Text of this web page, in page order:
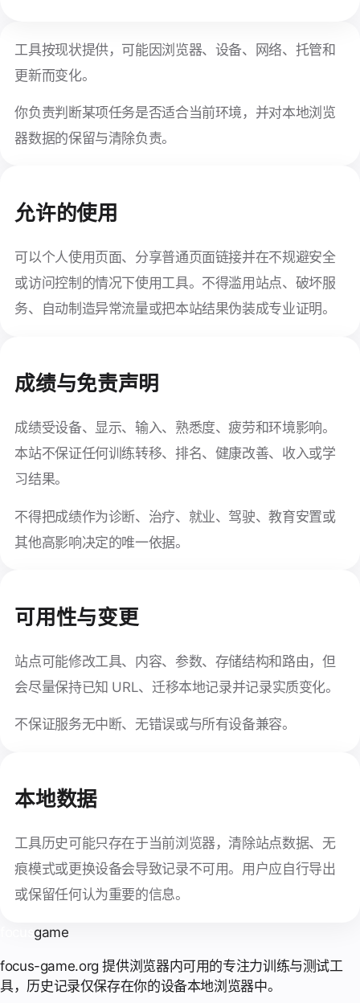
工具按现状提供，可能因浏览器、设备、网络、托管和
更新而变化。
你负责判断某项任务是否适合当前环境，并对本地浏览
器数据的保留与清除负责。
允许的使用
可以个人使用页面、分享普通页面链接并在不规避安全
或访问控制的情况下使用工具。不得滥用站点、破坏服
务、自动制造异常流量或把本站结果伪装成专业证明。
成绩与免责声明
成绩受设备、显示、输入、熟悉度、疲劳和环境影响。
本站不保证任何训练转移、排名、健康改善、收入或学
习结果。
不得把成绩作为诊断、治疗、就业、驾驶、教育安置或
其他高影响决定的唯一依据。
可用性与变更
站点可能修改工具、内容、参数、存储结构和路由，但
会尽量保持已知 URL、迁移本地记录并记录实质变化。
不保证服务无中断、无错误或与所有设备兼容。
本地数据
工具历史可能只存在于当前浏览器，清除站点数据、无
痕模式或更换设备会导致记录不可用。用户应自行导出
或保留任何认为重要的信息。
focusgame
focus-game.org 提供浏览器内可用的专注力训练与测试工
具，历史记录仅保存在你的设备本地浏览器中。